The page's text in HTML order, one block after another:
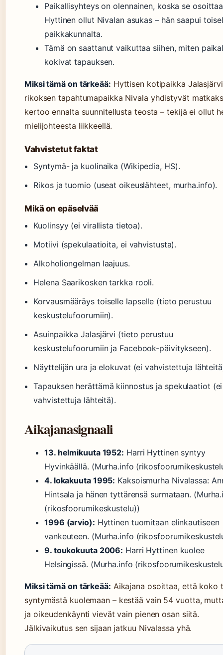
Paikallisyhteys on olennainen, koska se
Hyttinen ollut Nivalan asukas – hän saapui
paikkakunnalta.
Tämä on saattanut vaikuttaa siihen, miten
kokivat tapauksen.
Miksi tämä on tärkeää: Hyttisen kotipaikka
rikoksen tapahtumapaikka Nivala yhdistyvät
kertoo ennalta suunnitellusta teosta – tekijä ei ollut
mielijohteesta liikkeellä.
Vahvistetut faktat
Syntymä- ja kuolinaika (Wikipedia, HS).
Rikos ja tuomio (useat oikeuslähteet, murha.info).
Mikä on epäselvää
Kuolinsyy (ei virallista tietoa).
Motiivi (spekulaatioita, ei vahvistusta).
Alkoholiongelman laajuus.
Helena Saarikosken tarkka rooli.
Korvausmääräys toiselle lapselle (tieto perustuu
keskustelufoorumiin).
Asuinpaikka Jalasjärvi (tieto perustuu
keskustelufoorumiin ja Facebook-päivitykseen).
Näyttelijän ura ja elokuvat (ei vahvistettuja
Tapauksen herättämä kiinnostus ja spekulaatiot (ei
vahvistettuja lähteitä).
Aikajanasignaali
13. helmikuuta 1952: Harri Hyttinen syntyy
Hyvinkäällä. (Murha.info
4. lokakuuta 1995: Kaksoismurha Nivalassa:
Hintsala ja hänen tyttärensä surmataan.
(rikosfoorumikeskustelu))
1996 (arvio): Hyttinen tuomitaan elinkautiseen
vankeuteen. (Murha.info
9. toukokuuta 2006: Harri Hyttinen kuolee
Helsingissä. (Murha.info
Miksi tämä on tärkeää: Aikajana osoittaa, että koko
syntymästä kuolemaan – kestää vain 54 vuotta,
ja oikeudenkäynti vievät vain pienen osan siitä.
Jälkivaikutus sen sijaan jatkuu Nivalassa yhä.